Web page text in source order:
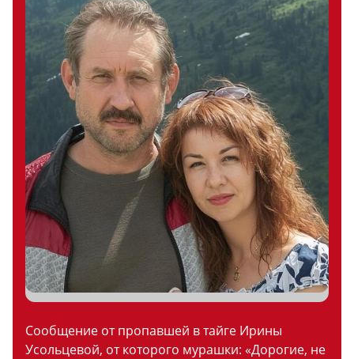
Сообщение от пропавшей в тайге Ирины
Усольцевой, от которого мурашки: «Дорогие, не